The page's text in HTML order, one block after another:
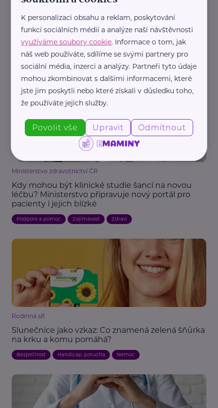
REKLAMA
Další články
Ministerstvo zdravotnictví ČR
Kdy mohou být klinické studie šancí na novou
léčbu? Ministerstvo připravuje nový portál pro
pacienty i jejich blízké
Podpora a pomoc Zajímavost Zdraví
Rodinná síť
Slunečnice jako vzkaz: Co znamená zelená šňůrka
na krku a komu pomáhá?
Bezpečnost Handicap, porucha Nemoc
K personalizaci obsahu a reklam, poskytování
funkcí sociálních médií a analýze naší návštěvnosti
využíváme soubory cookie. Informace o tom, jak
náš web používáte, sdílíme se svými partnery pro
sociální média, inzerci a analýzy. Partneři tyto údaje
mohou zkombinovat s dalšími informacemi, které
jste jim poskytli nebo které získali v důsledku toho,
že používáte jejich služby.
Povolit vše Upravit Odmítnout